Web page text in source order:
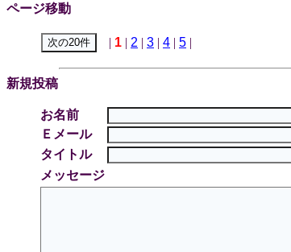
ページ移動
| 1 | 2 | 3 | 4 | 5 |
新規投稿
お名前
Ｅメール
タイトル
メッセージ